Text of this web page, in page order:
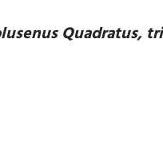
Quadratus,